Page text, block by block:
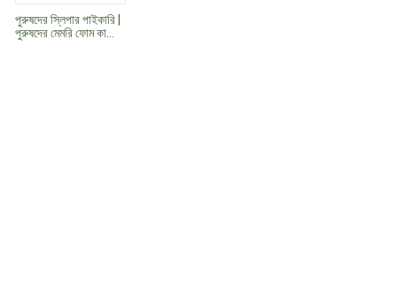
পুরুষদের স্লিপার পাইকারি |
পুরুষদের মেমরি ফোম কা...